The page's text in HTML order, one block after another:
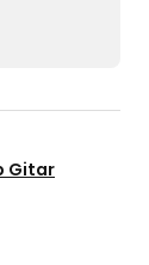
Gitar